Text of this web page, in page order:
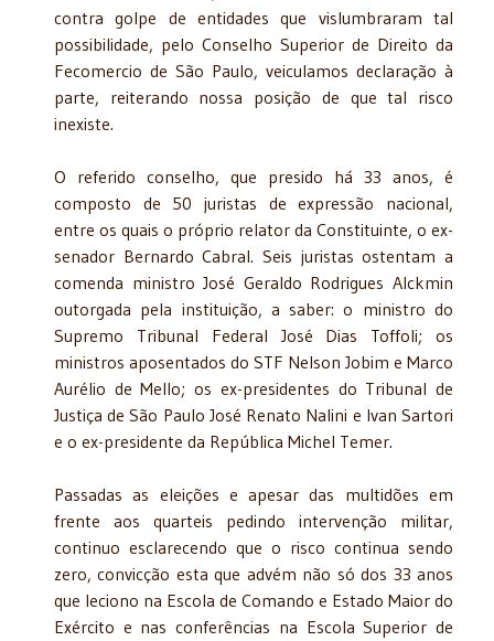
contra golpe de entidades que vislumbraram tal
possibilidade, pelo Conselho Superior de Direito da
Fecomercio de São Paulo, veiculamos declaração à
parte, reiterando nossa posição de que tal risco
inexiste.
O referido conselho, que presido há 33 anos, é
composto de 50 juristas de expressão nacional,
entre os quais o próprio relator da Constituinte, o ex-
senador Bernardo Cabral. Seis juristas ostentam a
comenda ministro José Geraldo Rodrigues Alckmin
outorgada pela instituição, a saber: o ministro do
Supremo Tribunal Federal José Dias Toffoli; os
ministros aposentados do STF Nelson Jobim e Marco
Aurélio de Mello; os ex-presidentes do Tribunal de
Justiça de São Paulo José Renato Nalini e Ivan Sartori
e o ex-presidente da República Michel Temer.
Passadas as eleições e apesar das multidões em
frente aos quarteis pedindo intervenção militar,
continuo esclarecendo que o risco continua sendo
zero, convicção esta que advém não só dos 33 anos
que leciono na Escola de Comando e Estado Maior do
Exército e nas conferências na Escola Superior de